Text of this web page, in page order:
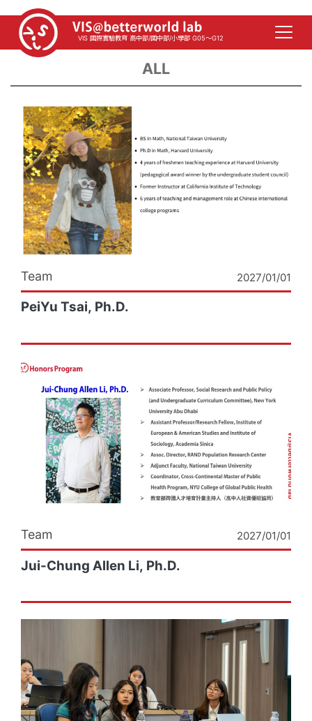
VIS 國際實驗教育 高中部/國中部/小學部 G05～G12
ALL
Team 2027/01/01
PeiYu Tsai, Ph.D.
Team 2027/01/01
Jui-Chung Allen Li, Ph.D.